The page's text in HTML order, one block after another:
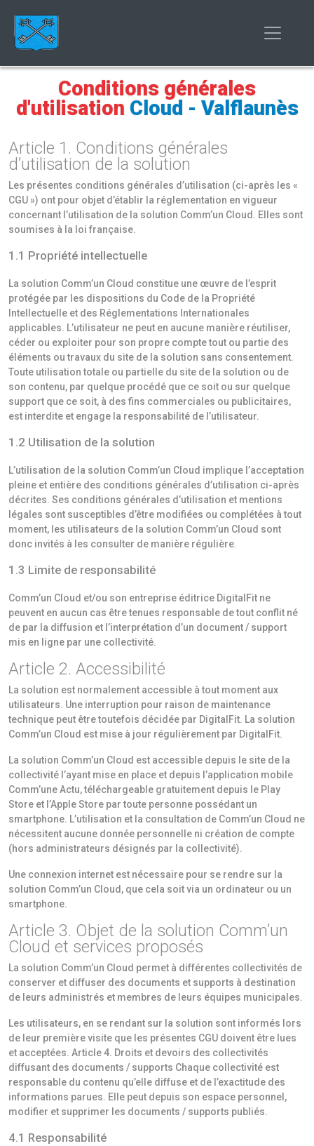
Conditions générales
d'utilisation Cloud - Valflaunès
Article 1. Conditions générales
d’utilisation de la solution
Les présentes conditions générales d’utilisation (ci-après les «
CGU ») ont pour objet d’établir la réglementation en vigueur
concernant l’utilisation de la solution Comm’un Cloud. Elles sont
soumises à la loi française.
1.1 Propriété intellectuelle
La solution Comm’un Cloud constitue une œuvre de l’esprit
protégée par les dispositions du Code de la Propriété
Intellectuelle et des Réglementations Internationales
applicables. L’utilisateur ne peut en aucune manière réutiliser,
céder ou exploiter pour son propre compte tout ou partie des
éléments ou travaux du site de la solution sans consentement.
Toute utilisation totale ou partielle du site de la solution ou de
son contenu, par quelque procédé que ce soit ou sur quelque
support que ce soit, à des fins commerciales ou publicitaires,
est interdite et engage la responsabilité de l’utilisateur.
1.2 Utilisation de la solution
L’utilisation de la solution Comm’un Cloud implique l’acceptation
pleine et entière des conditions générales d’utilisation ci-après
décrites. Ses conditions générales d’utilisation et mentions
légales sont susceptibles d’être modifiées ou complétées à tout
moment, les utilisateurs de la solution Comm’un Cloud sont
donc invités à les consulter de manière régulière.
1.3 Limite de responsabilité
Comm’un Cloud et/ou son entreprise éditrice DigitalFit ne
peuvent en aucun cas être tenues responsable de tout conflit né
de par la diffusion et l’interprétation d’un document / support
mis en ligne par une collectivité.
Article 2. Accessibilité
La solution est normalement accessible à tout moment aux
utilisateurs. Une interruption pour raison de maintenance
technique peut être toutefois décidée par DigitalFit. La solution
Comm’un Cloud est mise à jour régulièrement par DigitalFit.
La solution Comm’un Cloud est accessible depuis le site de la
collectivité l’ayant mise en place et depuis l’application mobile
Comm’une Actu, téléchargeable gratuitement depuis le Play
Store et l’Apple Store par toute personne possédant un
smartphone. L’utilisation et la consultation de Comm’un Cloud ne
nécessitent aucune donnée personnelle ni création de compte
(hors administrateurs désignés par la collectivité).
Une connexion internet est nécessaire pour se rendre sur la
solution Comm’un Cloud, que cela soit via un ordinateur ou un
smartphone.
Article 3. Objet de la solution Comm’un
Cloud et services proposés
La solution Comm’un Cloud permet à différentes collectivités de
conserver et diffuser des documents et supports à destination
de leurs administrés et membres de leurs équipes municipales.
Les utilisateurs, en se rendant sur la solution sont informés lors
de leur première visite que les présentes CGU doivent être lues
et acceptées. Article 4. Droits et devoirs des collectivités
diffusant des documents / supports Chaque collectivité est
responsable du contenu qu’elle diffuse et de l’exactitude des
informations parues. Elle peut depuis son espace personnel,
modifier et supprimer les documents / supports publiés.
4.1 Responsabilité